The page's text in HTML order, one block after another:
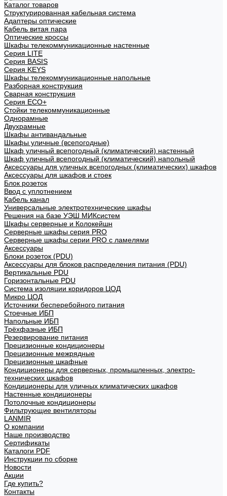
Каталог товаров
Структурированная кабельная система
Адаптеры оптические
Кабель витая пара
Оптические кроссы
Шкафы телекоммуникационные настенные
Cерия LITE
Cерия BASIS
Cерия KEYS
Шкафы телекоммуникационные напольные
Разборная конструкция
Сварная конструкция
Серия ECO+
Стойки телекоммуникационные
Однорамные
Двухрамные
Шкафы антивандальные
Шкафы уличные (всепогодные)
Шкаф уличный всепогодный (климатический) настенный
Шкаф уличный всепогодный (климатический) напольный
Аксессуары для уличных всепогодных (климатических) шкафов
Аксессуары для шкафов и стоек
Блок розеток
Ввод с уплотнением
Кабель канал
Универсальные электротехнические шкафы
Решения на базе УЭШ МИКсистем
Шкафы серверные и Колокейшн
Серверные шкафы серия PRO
Серверные шкафы серии PRO с ламелями
Аксессуары
Блоки розеток (PDU)
Аксессуары для блоков распределения питания (PDU)
Вертикальные PDU
Горизонтальные PDU
Система изоляции коридоров ЦОД
Микро ЦОД
Источники бесперебойного питания
Стоечные ИБП
Напольные ИБП
Трёхфазные ИБП
Резервирование питания
Прецизионные кондиционеры
Прецизионные межрядные
Прецизионные шкафные
Кондиционеры для серверных, промышленных, электро-
технических шкафов
Кондиционеры для уличных климатических шкафов
Настенные кондиционеры
Потолочные кондиционеры
Фильтрующие вентиляторы
LANMIR
О компании
Наше производство
Сертификаты
Каталоги PDF
Инструкции по сборке
Новости
Акции
Где купить?
Контакты